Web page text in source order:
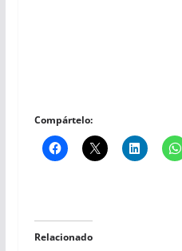
Compártelo:
Relacionado